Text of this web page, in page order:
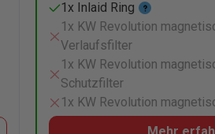
1x Inlaid Ring
1x KW Revolution
Verlaufsfilter
1x KW Revolution
Schutzfilter
1x KW Revolution